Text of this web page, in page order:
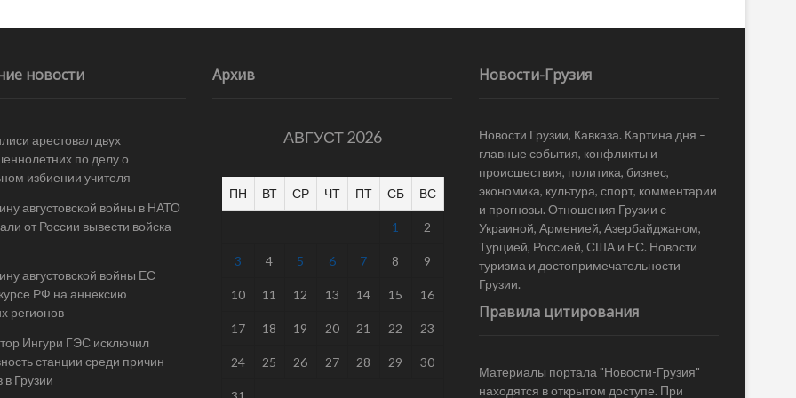
новости
арестовал двух
по делу о
избиении учителя
августовской войны в НАТО
от России вывести войска
августовской войны ЕС
РФ на аннексию
регионов
Ингури ГЭС исключил
станции среди причин
в Грузии
Архив
АВГУСТ 2026
ПН ВТ СР ЧТ ПТ СБ ВС
1 2
3 4 5 6 7 8 9
10 11 12 13 14 15 16
17 18 19 20 21 22 23
24 25 26 27 28 29 30
Новости-Грузия
Новости Грузии, Кавказа. Картина дня –
главные события, конфликты и
происшествия, политика, бизнес,
экономика, культура, спорт, комментарии
и прогнозы. Отношения Грузии с
Украиной, Арменией, Азербайджаном,
Турцией, Россией, США и ЕС. Новости
туризма и достопримечательности
Грузии.
Правила цитирования
Материалы портала "Новости-Грузия"
находятся в открытом доступе. При